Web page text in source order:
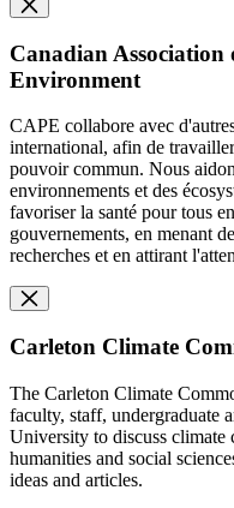
Canadian Association
Environment
CAPE collabore avec
international, afin de
pouvoir commun. Nous
environnements et des
favoriser la santé pour tous
gouvernements, en menant
recherches et en attirant
Carleton Climate
The Carleton Climate
faculty, staff, undergraduate
University to discuss climate
humanities and social
ideas and articles.